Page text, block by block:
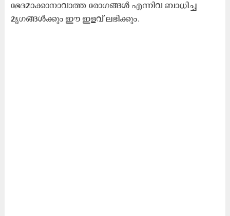
ഭേദമാക്കാനാവാത്ത രോഗങ്ങൾ എന്നിവ ബാധിച്ച
മൃഗങ്ങൾക്കും ഈ ഇളവ് ലഭിക്കും.